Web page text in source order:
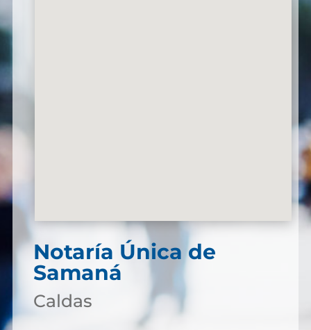
Notaría Única de
Samaná
Caldas